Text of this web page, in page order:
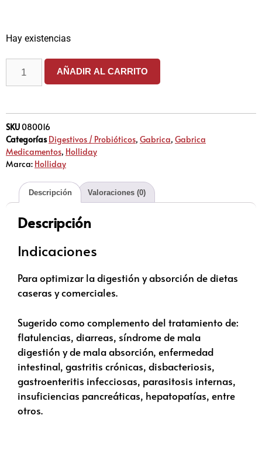
Hay existencias
AÑADIR AL CARRITO
SKU080016
Categorías Digestivos / Probióticos, Gabrica, Gabrica
Medicamentos, Holliday
Marca: Holliday
Descripción Valoraciones (0)
Descripción
Indicaciones
Para optimizar la digestión y absorción de dietas
caseras y comerciales.
Sugerido como complemento del tratamiento de:
flatulencias, diarreas, síndrome de mala
digestión y de mala absorción, enfermedad
intestinal, gastritis crónicas, disbacteriosis,
gastroenteritis infecciosas, parasitosis internas,
insuficiencias pancreáticas, hepatopatías, entre
otros.